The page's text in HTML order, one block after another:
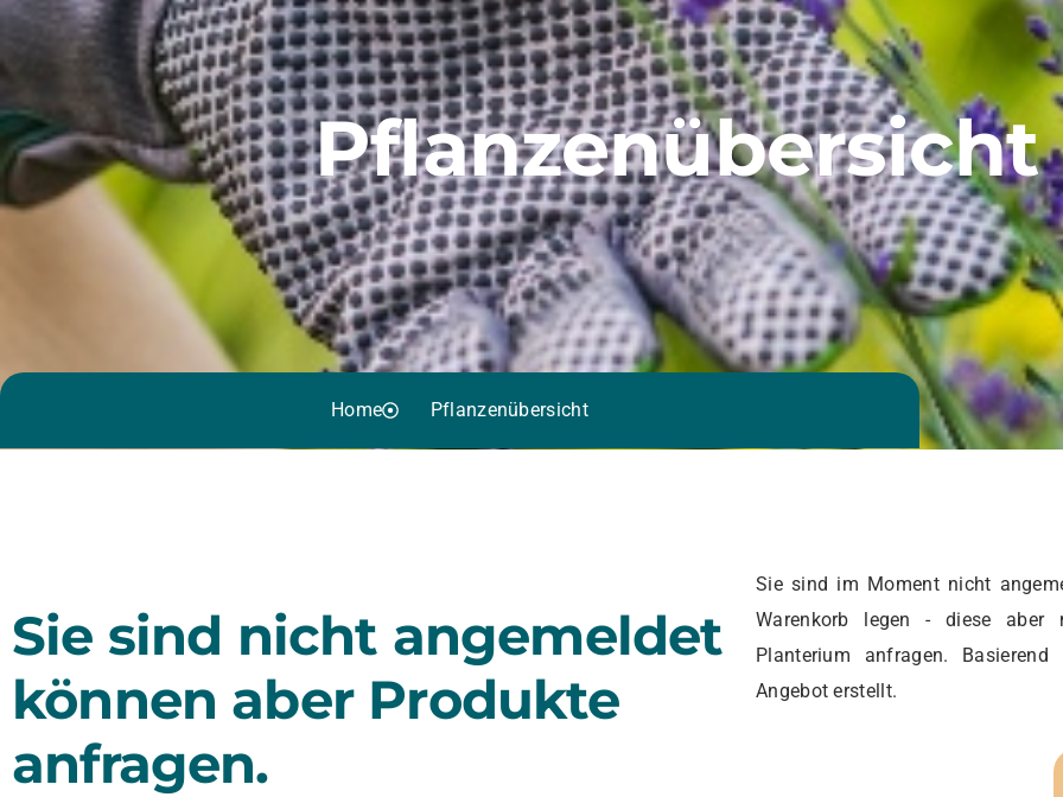
Pflanzenübersicht
Home Pflanzenübersicht
Sie sind nicht angemeldet
können aber Produkte
anfragen.
Sie sind im Moment nicht
Warenkorb legen - diese aber
Planterium anfragen.
Angebot erstellt.